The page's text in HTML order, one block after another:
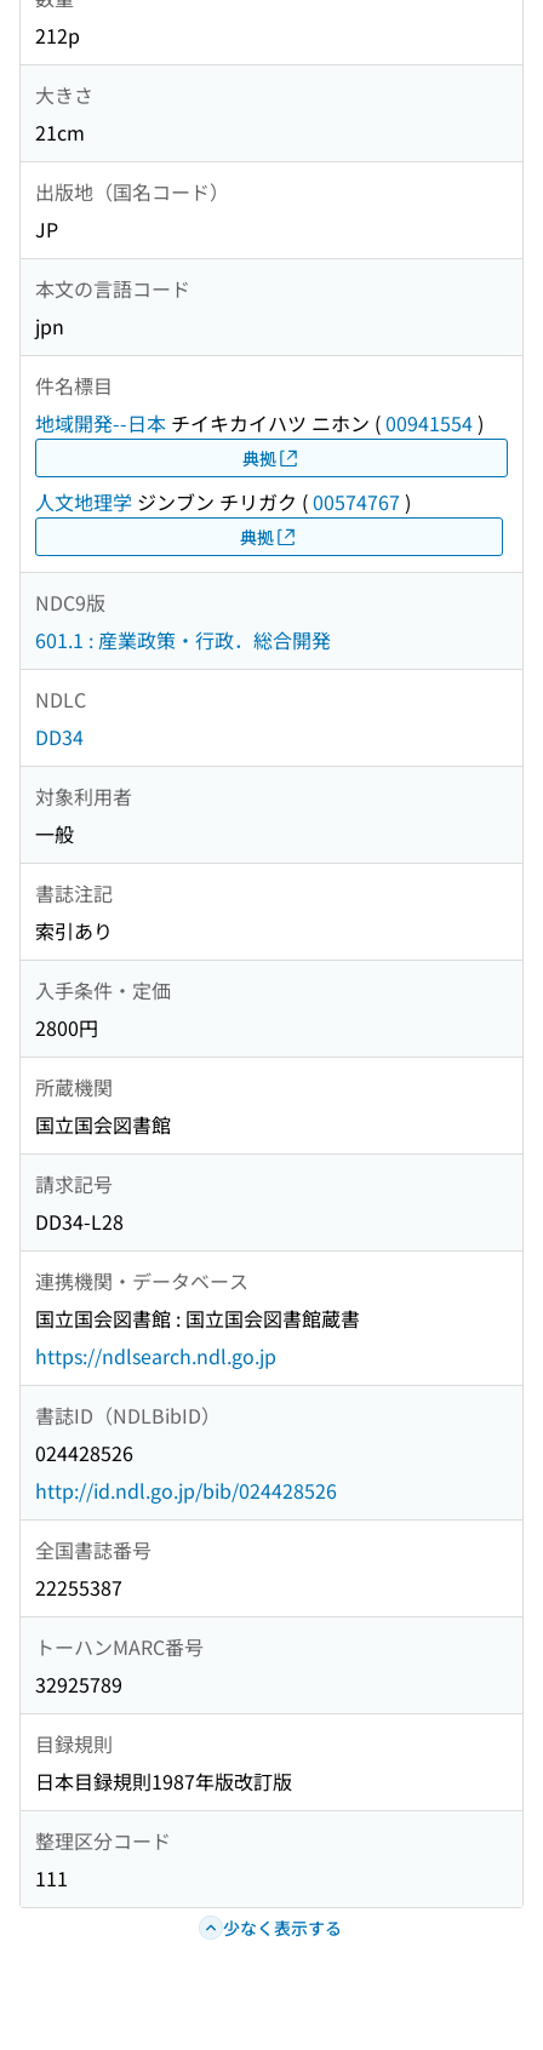
212p
大きさ
21cm
出版地（国名コード）
JP
本文の言語コード
jpn
件名標目
地域開発--日本 チイキカイハツ ニホン (00941554)
典拠
人文地理学 ジンブン チリガク (00574767 )
典拠
NDC9版
601.1 : 産業政策・行政．総合開発
NDLC
DD34
対象利用者
一般
書誌注記
索引あり
入手条件・定価
2800円
所蔵機関
国立国会図書館
請求記号
DD34-L28
連携機関・データベース
国立国会図書館 : 国立国会図書館蔵書
https://ndlsearch.ndl.go.jp
書誌ID（NDLBibID）
024428526
http://id.ndl.go.jp/bib/024428526
全国書誌番号
22255387
トーハンMARC番号
32925789
目録規則
日本目録規則1987年版改訂版
整理区分コード
111
少なく表示する